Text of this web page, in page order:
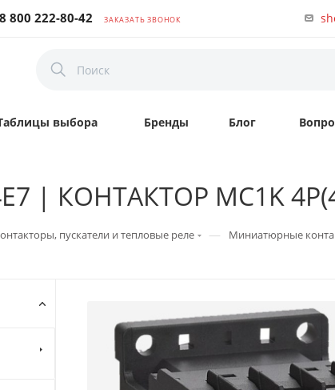
8 800 222-80-42 ЗАКАЗАТЬ ЗВОНОК
выбора Бренды Блог
| КОНТАКТОР MC1K
пускатели и тепловые реле — Миниатюрные